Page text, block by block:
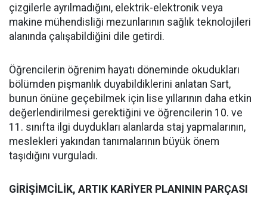
çizgilerle ayrılmadığını, elektrik-elektronik veya
makine mühendisliği mezunlarının sağlık teknolojileri
alanında çalışabildiğini dile getirdi.
Öğrencilerin öğrenim hayatı döneminde okudukları
bölümden pişmanlık duyabildiklerini anlatan Sart,
bunun önüne geçebilmek için lise yıllarının daha etkin
değerlendirilmesi gerektiğini ve öğrencilerin 10. ve
11. sınıfta ilgi duydukları alanlarda staj yapmalarının,
meslekleri yakından tanımalarının büyük önem
taşıdığını vurguladı.
GİRİŞİMCİLİK, ARTIK KARİYER PLANININ PARÇASI